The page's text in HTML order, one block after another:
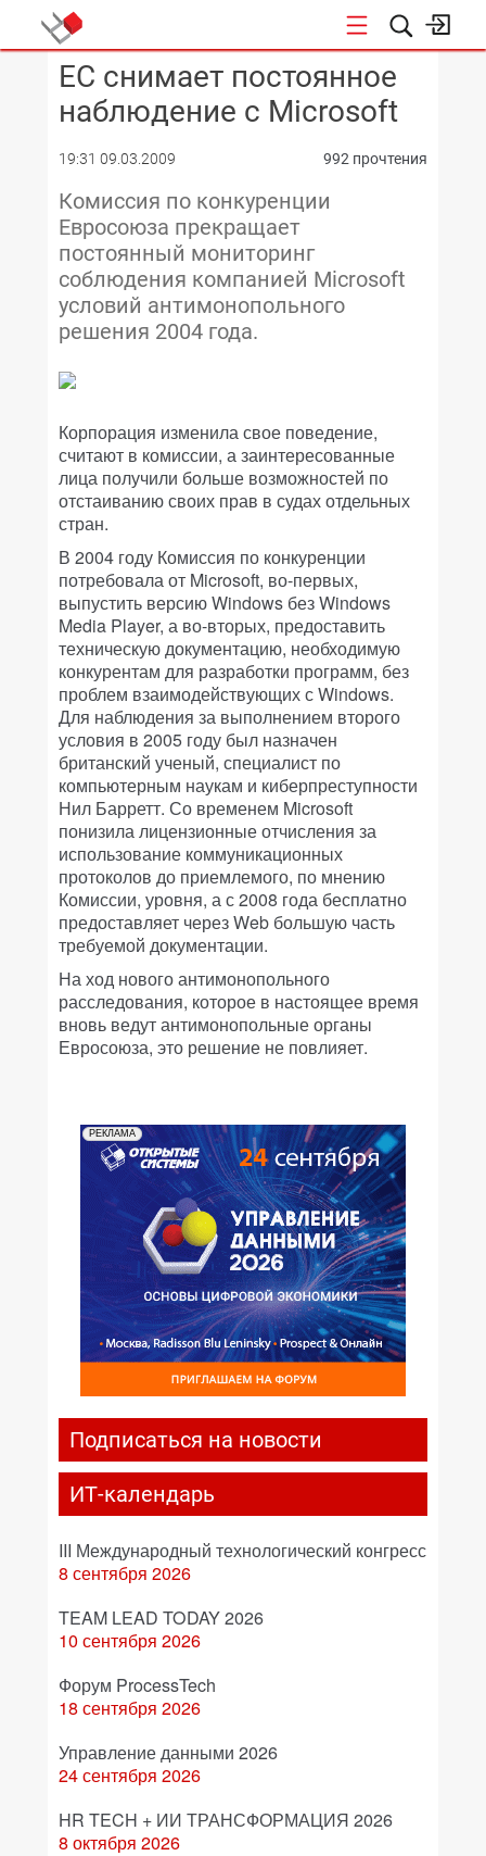
КОНФЕРЕНЦИИ
EC снимает постоянное
наблюдение с Microsoft
19:31 09.03.2009 992 прочтения
Комиссия по конкуренции
Евроcоюза прекращает
постоянный мониторинг
соблюдения компанией Microsoft
условий антимонопольного
решения 2004 года.
Корпорация изменила свое поведение,
считают в комиссии, а заинтересованные
лица получили больше возможностей по
отстаиванию своих прав в судах отдельных
стран.
В 2004 году Комиссия по конкуренции
потребовала от Microsoft, во-первых,
выпустить версию Windows без Windows
Media Player, а во-вторых, предоставить
техническую документацию, необходимую
конкурентам для разработки программ, без
проблем взаимодействующих с Windows.
Для наблюдения за выполнением второго
условия в 2005 году был назначен
британский ученый, специалист по
компьютерным наукам и киберпреступности
Нил Барретт. Со временем Microsoft
понизила лицензионные отчисления за
использование коммуникационных
протоколов до приемлемого, по мнению
Комиссии, уровня, а с 2008 года бесплатно
предоставляет через Web большую часть
требуемой документации.
На ход нового антимонопольного
расследования, которое в настоящее время
вновь ведут антимонопольные органы
Евросоюза, это решение не повлияет.
РЕКЛАМА
Подписаться на новости
ИТ-календарь
III Международный технологический конгресс
8 сентября 2026
TEAM LEAD TODAY 2026
10 сентября 2026
Форум ProcessTech
18 сентября 2026
Управление данными 2026
24 сентября 2026
HR TECH + ИИ ТРАНСФОРМАЦИЯ 2026
8 октября 2026